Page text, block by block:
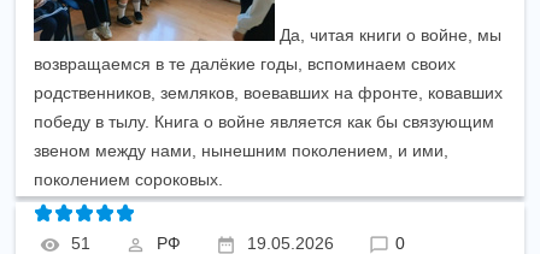
Да, читая книги о войне, мы
возвращаемся в те далёкие годы, вспоминаем своих
родственников, земляков, воевавших на фронте, ковавших
победу в тылу. Книга о войне является как бы связующим
звеном между нами, нынешним поколением, и ими,
поколением сороковых.
51 РФ 19.05.2026 0